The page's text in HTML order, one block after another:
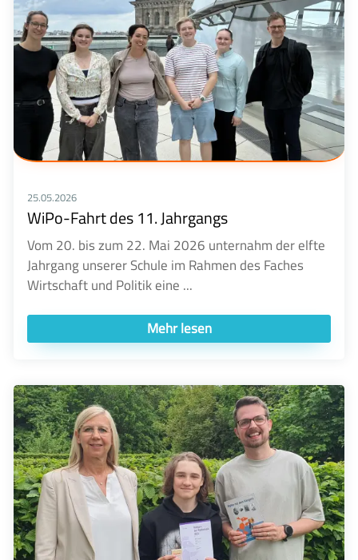
25.05.2026
WiPo-Fahrt des 11. Jahrgangs
Vom 20. bis zum 22. Mai 2026 unternahm der elfte
Jahrgang unserer Schule im Rahmen des Faches
Wirtschaft und Politik eine ...
Mehr lesen